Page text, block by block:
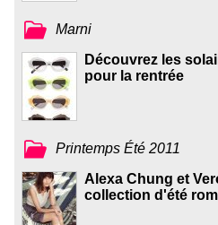
Marni
Découvrez les
pour la rentrée
Printemps Été 2011
Alexa Chung et
collection d'été